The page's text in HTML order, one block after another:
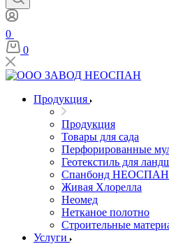
0
0
Продукция
Продукция
Товары для сада
Перфорированные
Геотекстиль для
Спанбонд НЕОСПАН
Живая Хлорелла
Нeомед
Нетканое полотно
Строительные
Услуги